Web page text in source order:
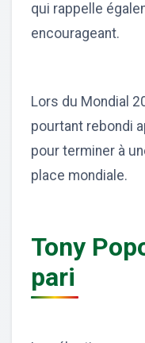
qui rappelle
encourageant.
Lors du Mondial
pourtant rebondi
pour terminer à
place mondiale.
Tony
pari